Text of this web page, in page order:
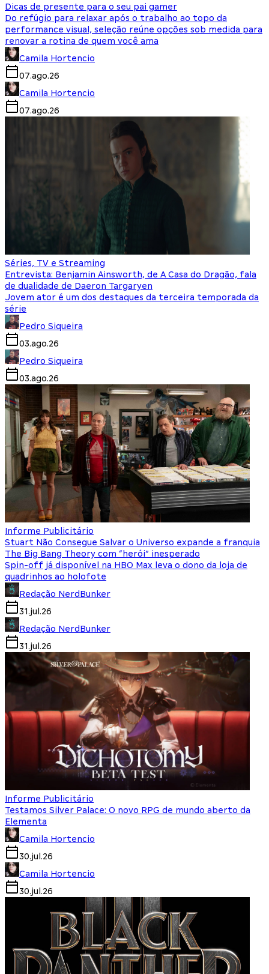
Dicas de presente para o seu pai gamer
Do refúgio para relaxar após o trabalho ao topo da
performance visual, seleção reúne opções sob medida para
renovar a rotina de quem você ama
Camila Hortencio
07.ago.26
Camila Hortencio
07.ago.26
Séries, TV e Streaming
Entrevista: Benjamin Ainsworth, de A Casa do Dragão, fala
de dualidade de Daeron Targaryen
Jovem ator é um dos destaques da terceira temporada da
série
Pedro Siqueira
03.ago.26
Pedro Siqueira
03.ago.26
Informe Publicitário
Stuart Não Consegue Salvar o Universo expande a franquia
The Big Bang Theory com “herói” inesperado
Spin-off já disponível na HBO Max leva o dono da loja de
quadrinhos ao holofote
Redação NerdBunker
31.jul.26
Redação NerdBunker
31.jul.26
Informe Publicitário
Testamos Silver Palace: O novo RPG de mundo aberto da
Elementa
Camila Hortencio
30.jul.26
Camila Hortencio
30.jul.26